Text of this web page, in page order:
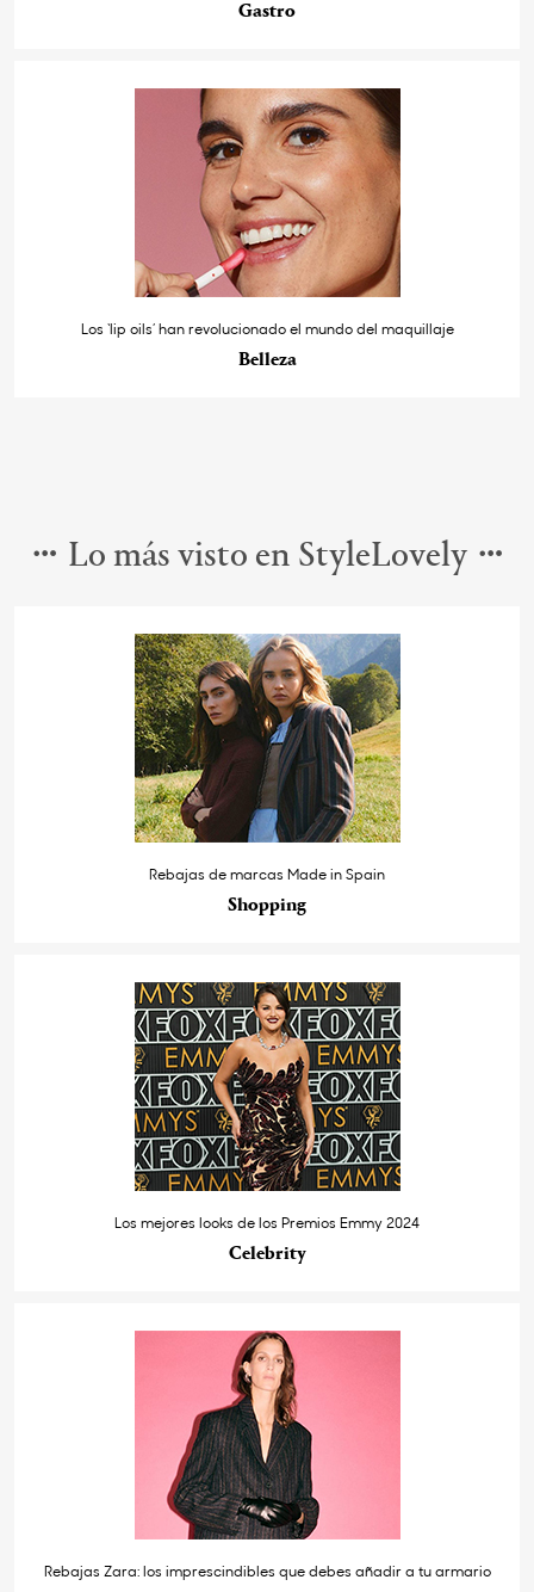
Gastro
Los ‘lip oils’ han revolucionado el mundo del maquillaje
Belleza
Lo más visto en StyleLovely
Rebajas de marcas Made in Spain
Shopping
Los mejores looks de los Premios Emmy 2024
Celebrity
Rebajas Zara: los imprescindibles que debes añadir a tu armario